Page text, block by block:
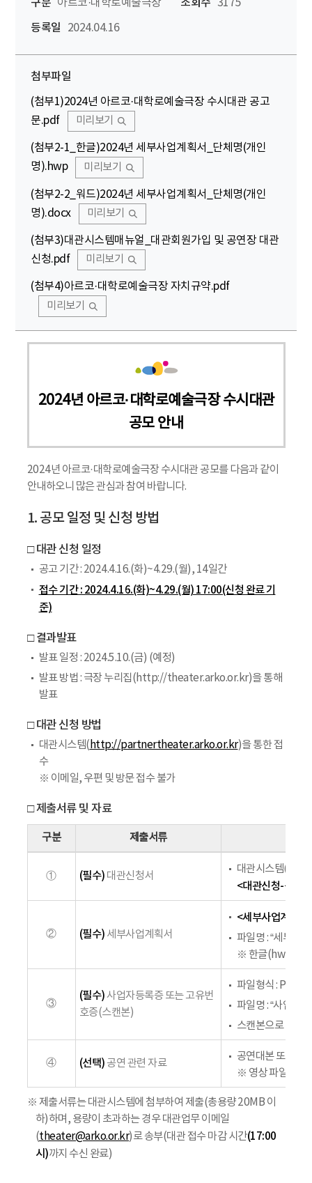
구분 아르코·대학로예술극장 조회수 3175
등록일
2024.04.16
첨부파일
(첨부1)2024년 아르코·대학로예술극장 수시대관 공고
문.pdf
미리보기
(첨부2-1_한글)2024년 세부사업계획서_단체명(개인
명).hwp
미리보기
(첨부2-2_워드)2024년 세부사업계획서_단체명(개인
명).docx
미리보기
(첨부3)대관시스템매뉴얼_대관회원가입 및 공연장 대관
신청.pdf
미리보기
(첨부4)아르코·대학로예술극장 자치규약.pdf
미리보기
2024년 아르코·대학로예술극장 수시대관
공모 안내
2024년 아르코·대학로예술극장 수시대관 공모를 다음과 같이
안내하오니 많은 관심과 참여 바랍니다.
1. 공모 일정 및 신청 방법
□ 대관 신청 일정
공고 기간 : 2024.4.16.(화)~4.29.(월), 14일간
접수 기간 : 2024.4.16.(화)~4.29.(월) 17:00(신청 완료 기
준)
□ 결과발표
발표 일정 : 2024.5.10.(금) (예정)
발표 방법 : 극장 누리집(http://theater.arko.or.kr)을 통해
발표
□ 대관 신청 방법
대관시스템(http://partnertheater.arko.or.kr)을 통한 접
수
※ 이메일, 우편 및 방문 접수 불가
□ 제출서류 및 자료
구분 제출서류
① (필수) 대관신청서
대관시스템(
<대관신청-공연
② (필수) 세부사업계획서
<세부사업계획서
파일명 : “세부사
※ 한글(hwp), 워
③
(필수)사업자등록증 또는 고유번
호증(스캔본)
파일형식 : PDF
파일명 : “사업자
스캔본으로 제출(
④ (선택) 공연 관련 자료
공연대본 또는 스
※ 영상 파일은 제
※ 제출서류는 대관시스템에 첨부하여 제출(총용량 20MB 이
하)하며, 용량이 초과하는 경우 대관업무 이메일
(theater@arko.or.kr)로 송부(대관 접수 마감 시간(17:00
시)까지 수신 완료)